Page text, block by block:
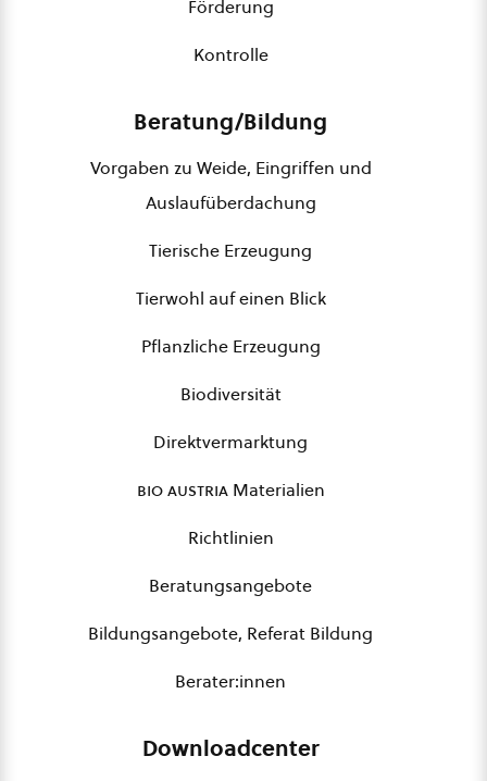
Förderung
Kontrolle
Beratung/Bildung
Vorgaben zu Weide, Eingriffen und
Auslaufüberdachung
Tierische Erzeugung
Tierwohl auf einen Blick
Pflanzliche Erzeugung
Biodiversität
Direktvermarktung
bio austriaMaterialien
Richtlinien
Beratungsangebote
Bildungsangebote, Referat Bildung
Berater:innen
Downloadcenter